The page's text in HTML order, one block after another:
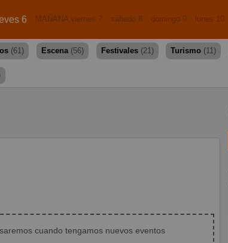
6 MAÑANA viernes 7 sábado 8 domingo 9 lunes 10
(61) Escena (56) Festivales (21) Turismo (11)
cuando tengamos nuevos eventos